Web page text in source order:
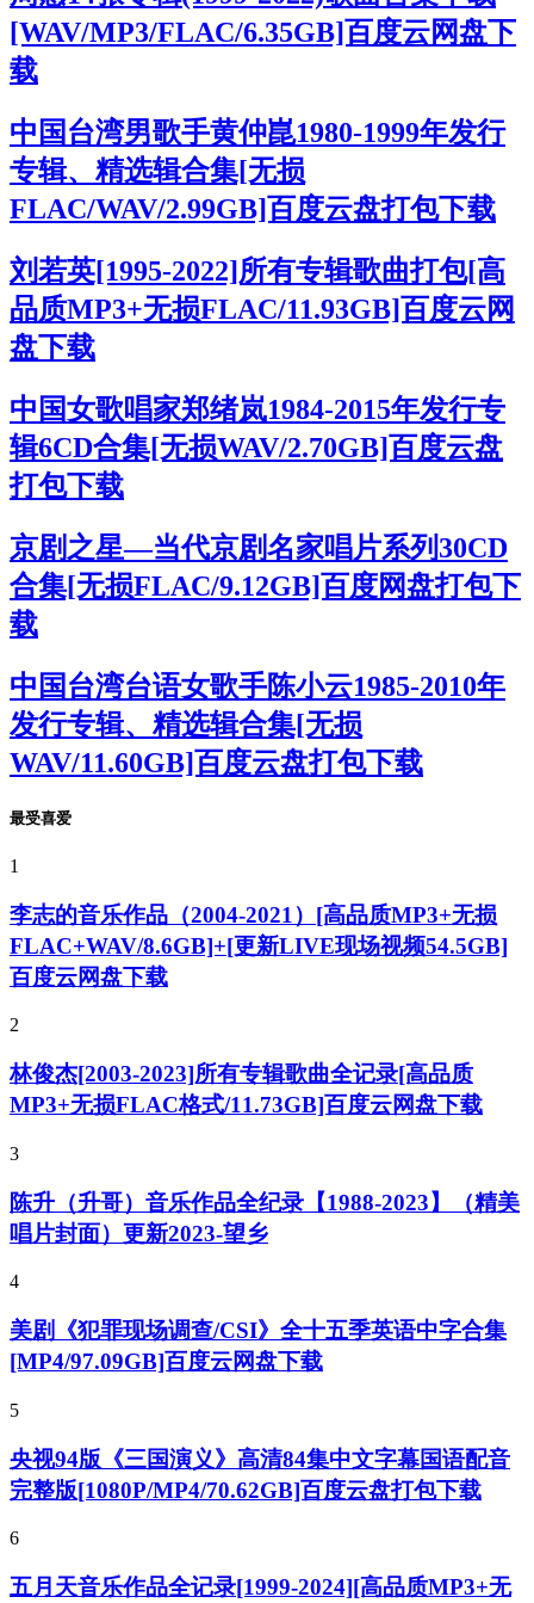
[WAV/MP3/FLAC/6.35GB]百度云网盘下
载
中国台湾男歌手黄仲崑1980-1999年发行
专辑、精选辑合集[无损
FLAC/WAV/2.99GB]百度云盘打包下载
刘若英[1995-2022]所有专辑歌曲打包[高
品质MP3+无损FLAC/11.93GB]百度云网
盘下载
中国女歌唱家郑绪岚1984-2015年发行专
辑6CD合集[无损WAV/2.70GB]百度云盘
打包下载
京剧之星—当代京剧名家唱片系列30CD
合集[无损FLAC/9.12GB]百度网盘打包下
载
中国台湾台语女歌手陈小云1985-2010年
发行专辑、精选辑合集[无损
WAV/11.60GB]百度云盘打包下载
最受喜爱
1
李志的音乐作品（2004-2021）[高品质MP3+无损
FLAC+WAV/8.6GB]+[更新LIVE现场视频54.5GB]
百度云网盘下载
2
林俊杰[2003-2023]所有专辑歌曲全记录[高品质
MP3+无损FLAC格式/11.73GB]百度云网盘下载
3
陈升（升哥）音乐作品全纪录【1988-2023】（精美
唱片封面）更新2023-望乡
4
美剧《犯罪现场调查/CSI》全十五季英语中字合集
[MP4/97.09GB]百度云网盘下载
5
央视94版《三国演义》高清84集中文字幕国语配音
完整版[1080P/MP4/70.62GB]百度云盘打包下载
6
五月天音乐作品全记录[1999-2024][高品质MP3+无